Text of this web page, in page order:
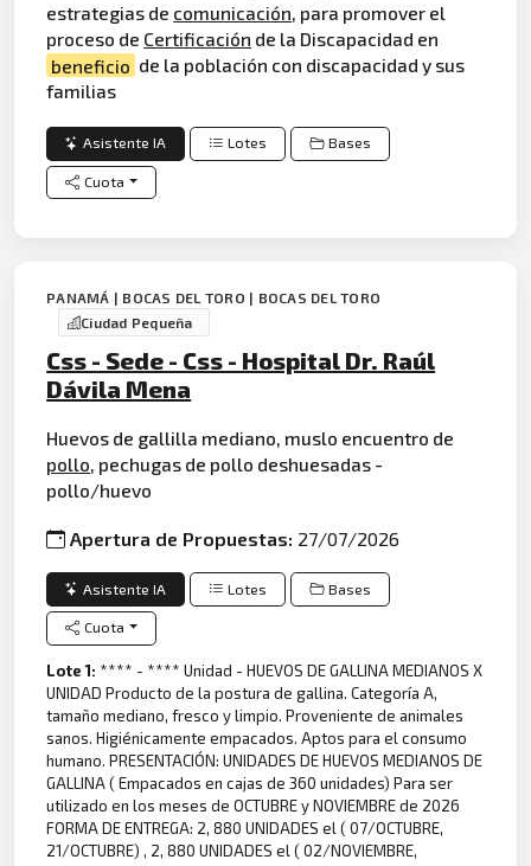
estrategias de comunicación, para promover el
proceso de Certificación de la Discapacidad en
beneficio de la población con discapacidad y sus
familias
Asistente IA Lotes Bases
Cuota
PANAMÁ | BOCAS DEL TORO | BOCAS DEL TORO
Ciudad Pequeña
Css - Sede - Css - Hospital Dr. Raúl
Dávila Mena
Huevos de gallilla mediano, muslo encuentro de
pollo, pechugas de pollo deshuesadas -
pollo/huevo
Apertura de Propuestas: 27/07/2026
Asistente IA Lotes Bases
Cuota
Lote 1: **** - **** Unidad - HUEVOS DE GALLINA MEDIANOS X
UNIDAD Producto de la postura de gallina. Categoría A,
tamaño mediano, fresco y limpio. Proveniente de animales
sanos. Higiénicamente empacados. Aptos para el consumo
humano. PRESENTACIÓN: UNIDADES DE HUEVOS MEDIANOS DE
GALLINA ( Empacados en cajas de 360 unidades) Para ser
utilizado en los meses de OCTUBRE y NOVIEMBRE de 2026
FORMA DE ENTREGA: 2, 880 UNIDADES el ( 07/OCTUBRE,
21/OCTUBRE) , 2, 880 UNIDADES el ( 02/NOVIEMBRE,